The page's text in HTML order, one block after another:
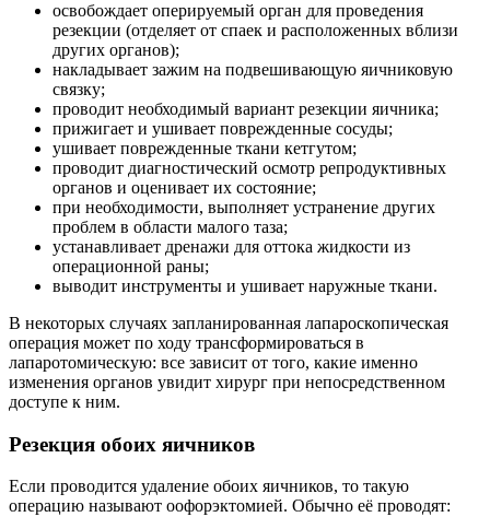
освобождает оперируемый орган для проведения
резекции (отделяет от спаек и расположенных вблизи
других органов);
накладывает зажим на подвешивающую яичниковую
связку;
проводит необходимый вариант резекции яичника;
прижигает и ушивает поврежденные сосуды;
ушивает поврежденные ткани кетгутом;
проводит диагностический осмотр репродуктивных
органов и оценивает их состояние;
при необходимости, выполняет устранение других
проблем в области малого таза;
устанавливает дренажи для оттока жидкости из
операционной раны;
выводит инструменты и ушивает наружные ткани.
В некоторых случаях запланированная лапароскопическая
операция может по ходу трансформироваться в
лапаротомическую: все зависит от того, какие именно
изменения органов увидит хирург при непосредственном
доступе к ним.
Резекция обоих яичников
Если проводится удаление обоих яичников, то такую
операцию называют оофорэктомией. Обычно её проводят: